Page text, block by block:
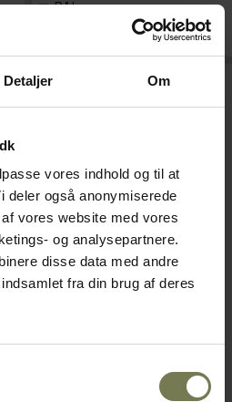
Detaljer Om
vores indhold og til at
deler også anonymiserede
vores website med vores
og analysepartnere.
disse data med andre
fra din brug af deres
På lager
Læg i kurv
Varenr: 64903000
Din pris (ekskl. moms)